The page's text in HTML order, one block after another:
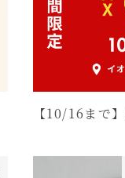
【10/16まで